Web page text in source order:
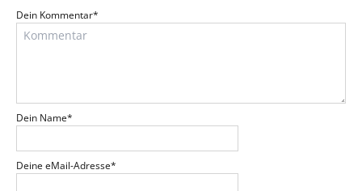
Dein Kommentar*
Dein Name*
Deine eMail-Adresse*